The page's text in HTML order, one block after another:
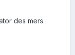
des mers